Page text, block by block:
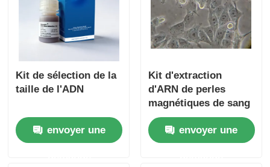
Kit de sélection de la
taille de l'ADN
envoyer une
Kit d'extraction
d'ARN de perles
magnétiques de sang
envoyer une